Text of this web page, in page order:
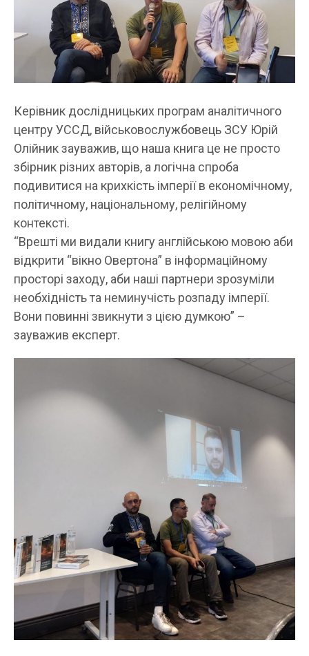
Керівник дослідницьких програм аналітичного
центру УССД, військовослужбовець ЗСУ Юрій
Олійник зауважив, що наша книга це не просто
збірник різних авторів, а логічна спроба
подивитися на крихкість імперії в економічному,
політичному, національному, релігійному
контексті.
“Врешті ми видали книгу англійською мовою аби
відкрити “вікно Овертона” в інформаційному
просторі заходу, аби наші партнери зрозуміли
необхідність та неминучість розпаду імперії.
Вони повинні звикнути з цією думкою” –
зауважив експерт.